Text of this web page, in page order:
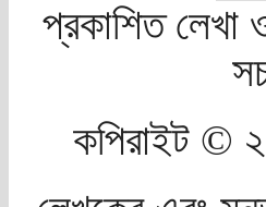
প্রকাশিত লেখা
কপিরাইট ©